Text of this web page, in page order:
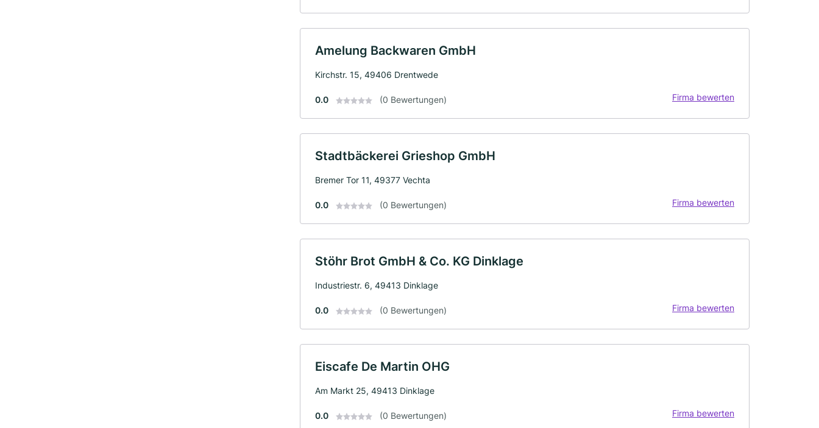
Amelung Backwaren GmbH
Kirchstr. 15, 49406 Drentwede
0.0 (0 Bewertungen) Firma bewerten
Stadtbäckerei Grieshop GmbH
Bremer Tor 11, 49377 Vechta
0.0 (0 Bewertungen) Firma bewerten
Stöhr Brot GmbH & Co. KG Dinklage
Industriestr. 6, 49413 Dinklage
0.0 (0 Bewertungen) Firma bewerten
Eiscafe De Martin OHG
Am Markt 25, 49413 Dinklage
0.0 (0 Bewertungen) Firma bewerten